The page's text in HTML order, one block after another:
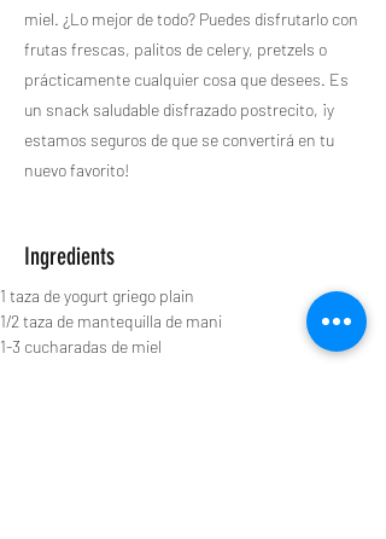
miel. ¿Lo mejor de todo? Puedes disfrutarlo con
frutas frescas, palitos de celery, pretzels o
prácticamente cualquier cosa que desees. Es
un snack saludable disfrazado postrecito, ¡y
estamos seguros de que se convertirá en tu
nuevo favorito!
Ingredients
1 taza de yogurt griego plain
1/2 taza de mantequilla de mani
1-3 cucharadas de miel